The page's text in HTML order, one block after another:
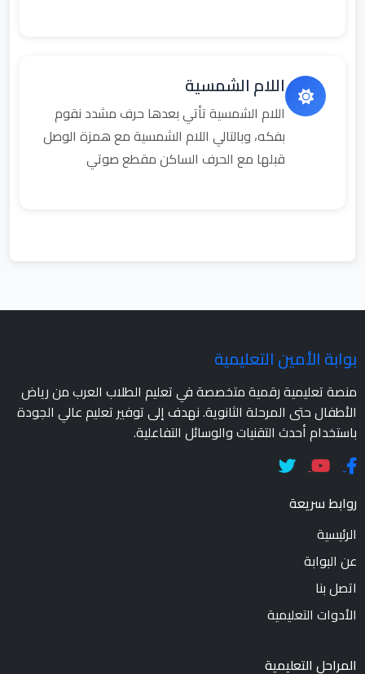
اللام الشمسية
اللام الشمسية تأتي بعدها حرف مشدد نقوم
بفكه، وبالتالي اللام الشمسية مع همزة الوصل
قبلها مع الحرف الساكن مقطع صوتي
بوابة الأمين التعليمية
منصة تعليمية رقمية متخصصة في تعليم الطلاب العرب من رياض
الأطفال حتى المرحلة الثانوية. نهدف إلى توفير تعليم عالي الجودة
باستخدام أحدث التقنيات والوسائل التفاعلية.
روابط سريعة
الرئيسية
عن البوابة
اتصل بنا
الأدوات التعليمية
المراحل التعليمية